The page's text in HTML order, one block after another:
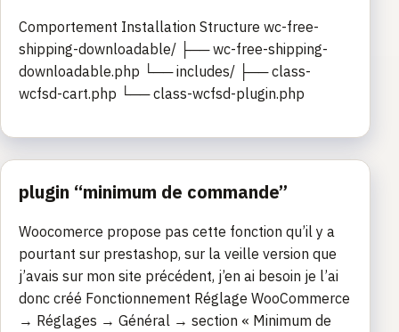
Comportement Installation Structure wc-free-
shipping-downloadable/ ├── wc-free-shipping-
downloadable.php └── includes/ ├── class-
wcfsd-cart.php └── class-wcfsd-plugin.php
plugin “minimum de commande”
Woocomerce propose pas cette fonction qu’il y a
pourtant sur prestashop, sur la veille version que
j’avais sur mon site précédent, j’en ai besoin je l’ai
donc créé Fonctionnement Réglage WooCommerce
→ Réglages → Général → section « Minimum de